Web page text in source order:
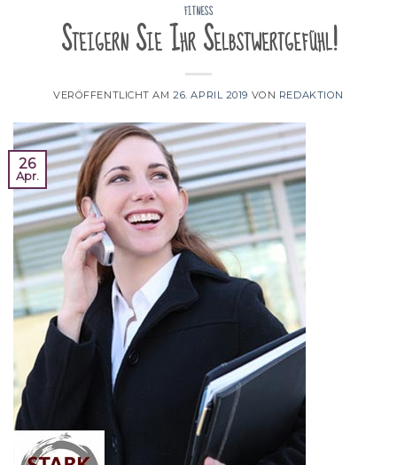
FITNESS
Steigern Sie Ihr Selbstwertgefühl!
VERÖFFENTLICHT AM26. APRIL 2019 VON REDAKTION
26
Apr.